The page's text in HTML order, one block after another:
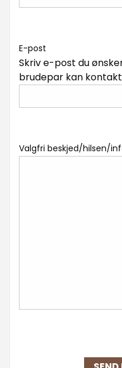
E-post
Skriv e-post du
brudepar kan
Valgfri beskjed/hilsen/